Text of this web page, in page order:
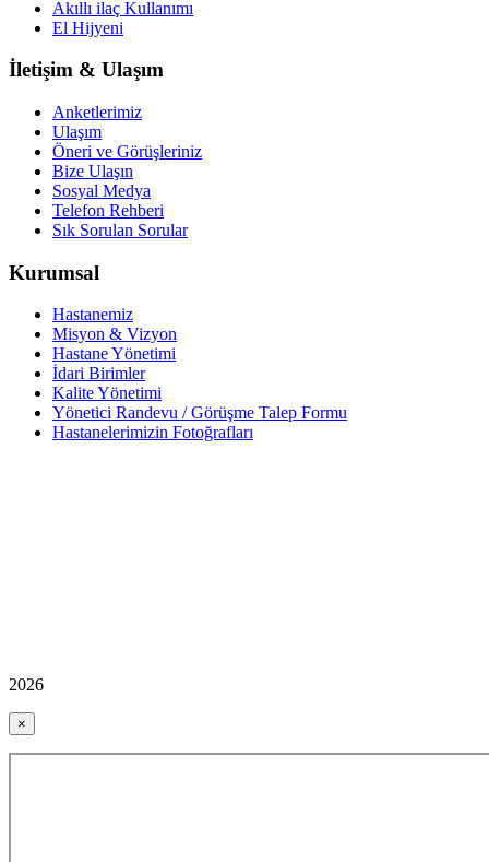
Akıllı ilaç Kullanımı
El Hijyeni
İletişim & Ulaşım
Anketlerimiz
Ulaşım
Öneri ve Görüşleriniz
Bize Ulaşın
Sosyal Medya
Telefon Rehberi
Sık Sorulan Sorular
Kurumsal
Hastanemiz
Misyon & Vizyon
Hastane Yönetimi
İdari Birimler
Kalite Yönetimi
Yönetici Randevu / Görüşme Talep Formu
Hastanelerimizin Fotoğrafları
2026
×